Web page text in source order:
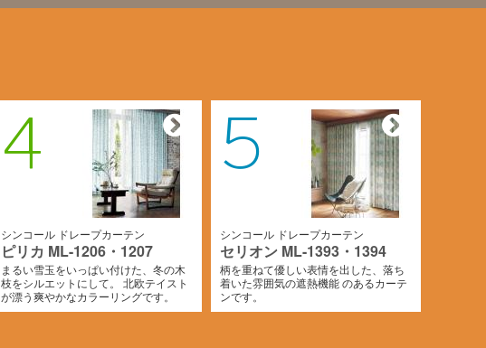
4
シンコール ドレープカーテン
ピリカ ML-1206・1207
まるい雪玉をいっぱい付けた、冬の木
枝をシルエットにして。 北欧テイスト
が漂う爽やかなカラーリングです。
5
シンコール ドレープカーテン
セリオン ML-1393・1394
柄を重ねて優しい表情を出した、落ち
着いた雰囲気の遮熱機能 のあるカーテ
ンです。